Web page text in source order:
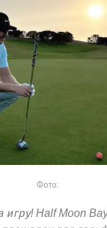
Фото:
игру! Half Moon